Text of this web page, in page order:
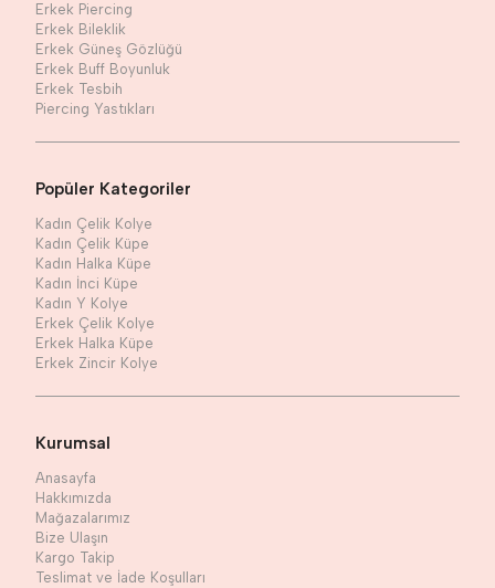
Erkek Piercing
Erkek Bileklik
Erkek Güneş Gözlüğü
Erkek Buff Boyunluk
Erkek Tesbih
Piercing Yastıkları
Popüler Kategoriler
Kadın Çelik Kolye
Kadın Çelik Küpe
Kadın Halka Küpe
Kadın İnci Küpe
Kadın Y Kolye
Erkek Çelik Kolye
Erkek Halka Küpe
Erkek Zincir Kolye
Kurumsal
Anasayfa
Hakkımızda
Mağazalarımız
Bize Ulaşın
Kargo Takip
Teslimat ve İade Koşulları